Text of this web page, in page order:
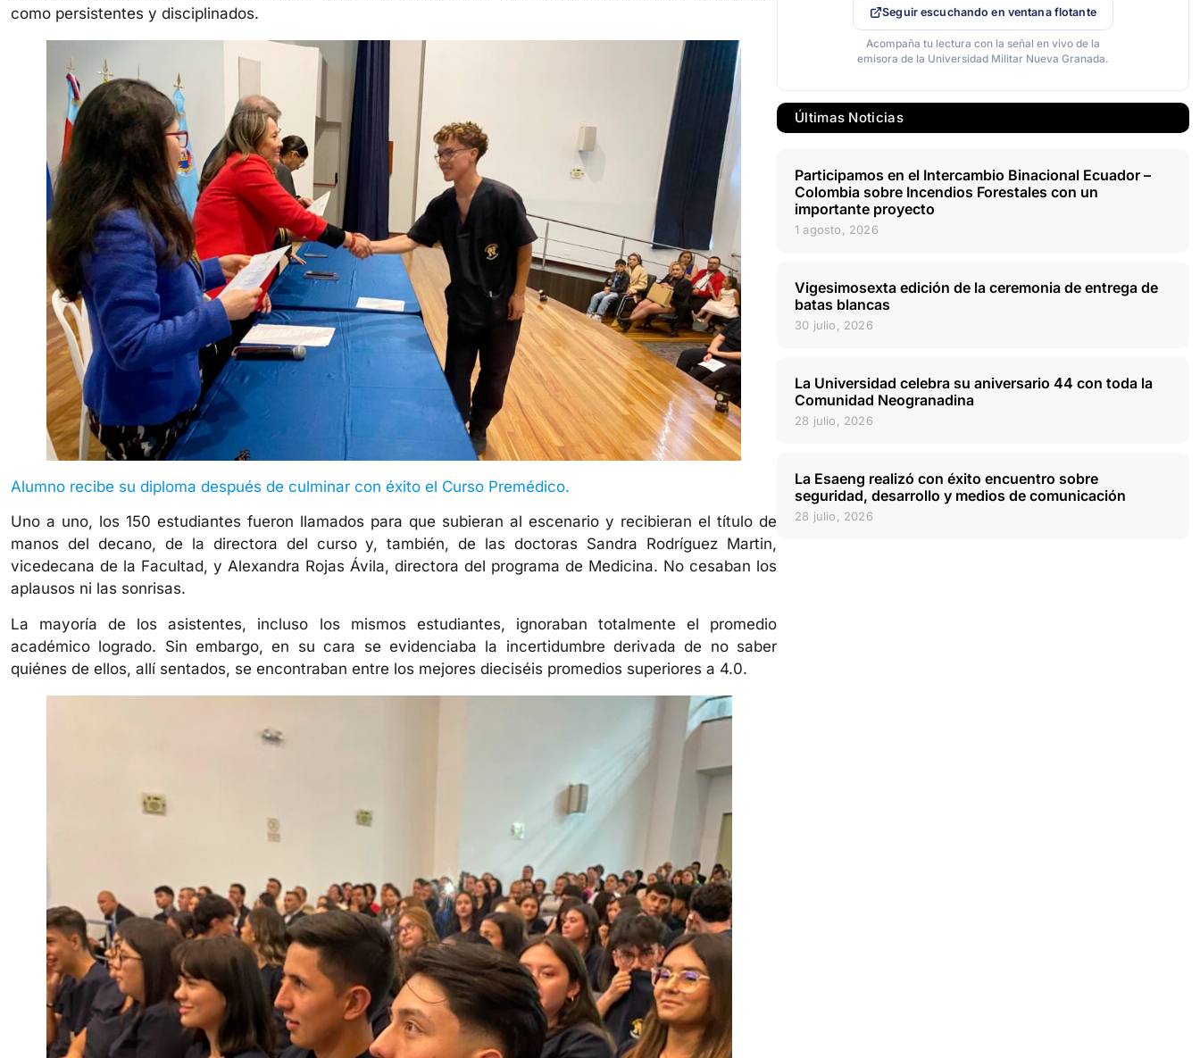
como persistentes y disciplinados.
Alumno recibe su diploma después de culminar con éxito el Curso Premédico.
Uno a uno, los 150 estudiantes fueron llamados para que subieran al escenario y recibieran el título de
manos del decano, de la directora del curso y, también, de las doctoras Sandra Rodríguez Martin,
vicedecana de la Facultad, y Alexandra Rojas Ávila, directora del programa de Medicina. No cesaban los
aplausos ni las sonrisas.
La mayoría de los asistentes, incluso los mismos estudiantes, ignoraban totalmente el promedio
académico logrado. Sin embargo, en su cara se evidenciaba la incertidumbre derivada de no saber
quiénes de ellos, allí sentados, se encontraban entre los mejores dieciséis promedios superiores a 4.0.
Seguir escuchando en ventana flotante
Acompaña tu lectura con la señal en vivo de la
emisora de la Universidad Militar Nueva Granada.
Últimas Noticias
Participamos en el Intercambio Binacional Ecuador –
Colombia sobre Incendios Forestales con un
importante proyecto
1 agosto, 2026
Vigesimosexta edición de la ceremonia de entrega de
batas blancas
30 julio, 2026
La Universidad celebra su aniversario 44 con toda la
Comunidad Neogranadina
28 julio, 2026
La Esaeng realizó con éxito encuentro sobre
seguridad, desarrollo y medios de comunicación
28 julio, 2026